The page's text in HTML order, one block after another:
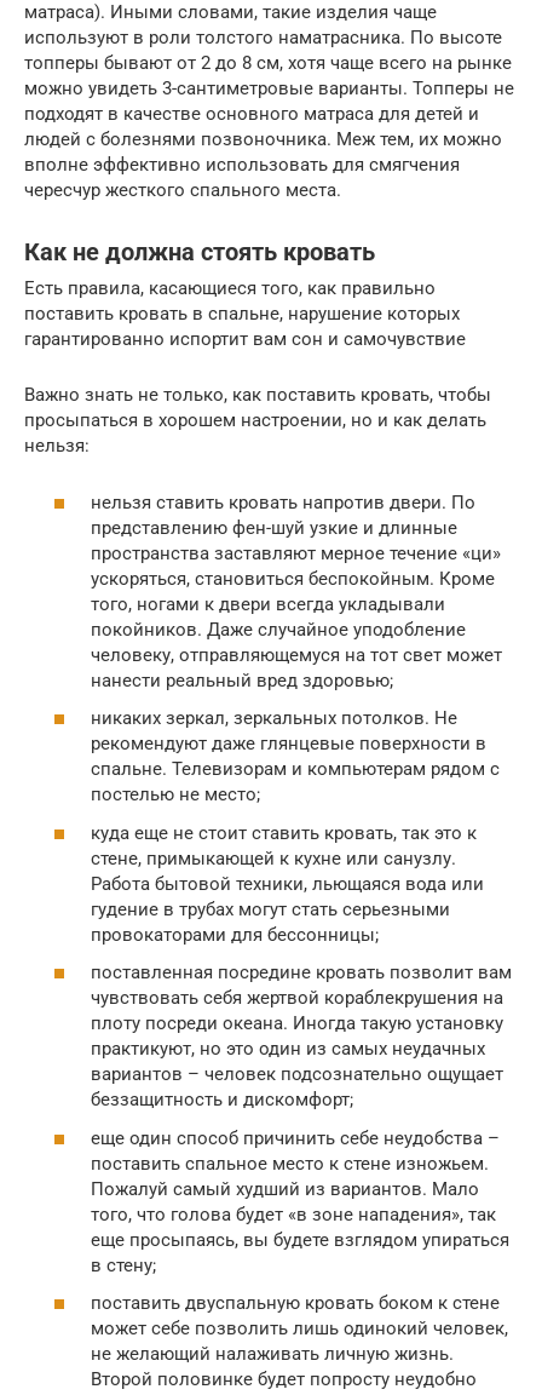
матраса). Иными словами, такие изделия чаще
используют в роли толстого наматрасника. По высоте
топперы бывают от 2 до 8 см, хотя чаще всего на рынке
можно увидеть 3-сантиметровые варианты. Топперы не
подходят в качестве основного матраса для детей и
людей с болезнями позвоночника. Меж тем, их можно
вполне эффективно использовать для смягчения
чересчур жесткого спального места.
Как не должна стоять кровать
Есть правила, касающиеся того, как правильно
поставить кровать в спальне, нарушение которых
гарантированно испортит вам сон и самочувствие
Важно знать не только, как поставить кровать, чтобы
просыпаться в хорошем настроении, но и как делать
нельзя:
нельзя ставить кровать напротив двери. По
представлению фен-шуй узкие и длинные
пространства заставляют мерное течение «ци»
ускоряться, становиться беспокойным. Кроме
того, ногами к двери всегда укладывали
покойников. Даже случайное уподобление
человеку, отправляющемуся на тот свет может
нанести реальный вред здоровью;
никаких зеркал, зеркальных потолков. Не
рекомендуют даже глянцевые поверхности в
спальне. Телевизорам и компьютерам рядом с
постелью не место;
куда еще не стоит ставить кровать, так это к
стене, примыкающей к кухне или санузлу.
Работа бытовой техники, льющаяся вода или
гудение в трубах могут стать серьезными
провокаторами для бессонницы;
поставленная посредине кровать позволит вам
чувствовать себя жертвой кораблекрушения на
плоту посреди океана. Иногда такую установку
практикуют, но это один из самых неудачных
вариантов – человек подсознательно ощущает
беззащитность и дискомфорт;
еще один способ причинить себе неудобства –
поставить спальное место к стене изножьем.
Пожалуй самый худший из вариантов. Мало
того, что голова будет «в зоне нападения», так
еще просыпаясь, вы будете взглядом упираться
в стену;
поставить двуспальную кровать боком к стене
может себе позволить лишь одинокий человек,
не желающий налаживать личную жизнь.
Второй половинке будет попросту неудобно